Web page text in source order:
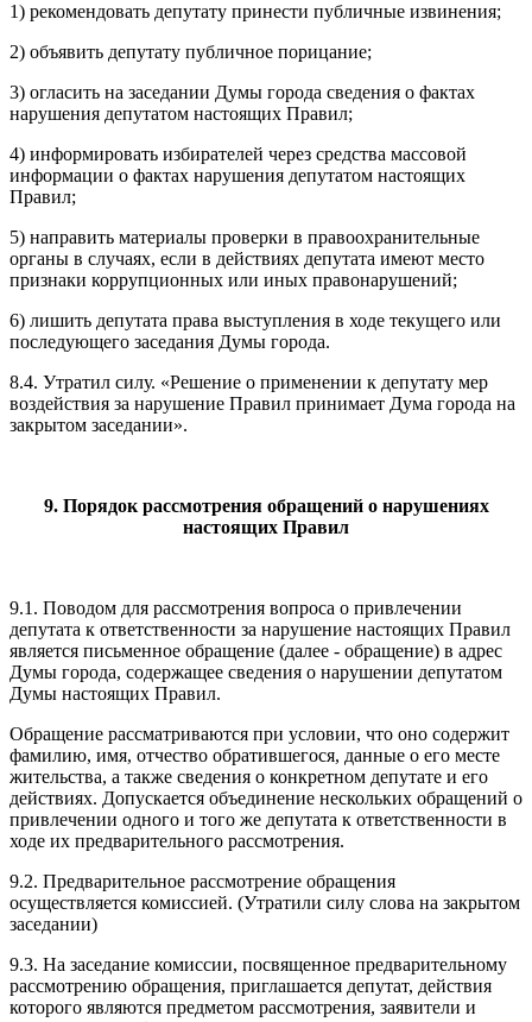
1) рекомендовать депутату принести публичные извинения;
2) объявить депутату публичное порицание;
3) огласить на заседании Думы города сведения о фактах
нарушения депутатом настоящих Правил;
4) информировать избирателей через средства массовой
информации о фактах нарушения депутатом настоящих
Правил;
5) направить материалы проверки в правоохранительные
органы в случаях, если в действиях депутата имеют место
признаки коррупционных или иных правонарушений;
6) лишить депутата права выступления в ходе текущего или
последующего заседания Думы города.
8.4. Утратил силу. «Решение о применении к депутату мер
воздействия за нарушение Правил принимает Дума города на
закрытом заседании».
9. Порядок рассмотрения обращений о нарушениях
настоящих Правил
9.1. Поводом для рассмотрения вопроса о привлечении
депутата к ответственности за нарушение настоящих Правил
является письменное обращение (далее - обращение) в адрес
Думы города, содержащее сведения о нарушении депутатом
Думы настоящих Правил.
Обращение рассматриваются при условии, что оно содержит
фамилию, имя, отчество обратившегося, данные о его месте
жительства, а также сведения о конкретном депутате и его
действиях. Допускается объединение нескольких обращений о
привлечении одного и того же депутата к ответственности в
ходе их предварительного рассмотрения.
9.2. Предварительное рассмотрение обращения
осуществляется комиссией. (Утратили силу слова на закрытом
заседании)
9.3. На заседание комиссии, посвященное предварительному
рассмотрению обращения, приглашается депутат, действия
которого являются предметом рассмотрения, заявители и